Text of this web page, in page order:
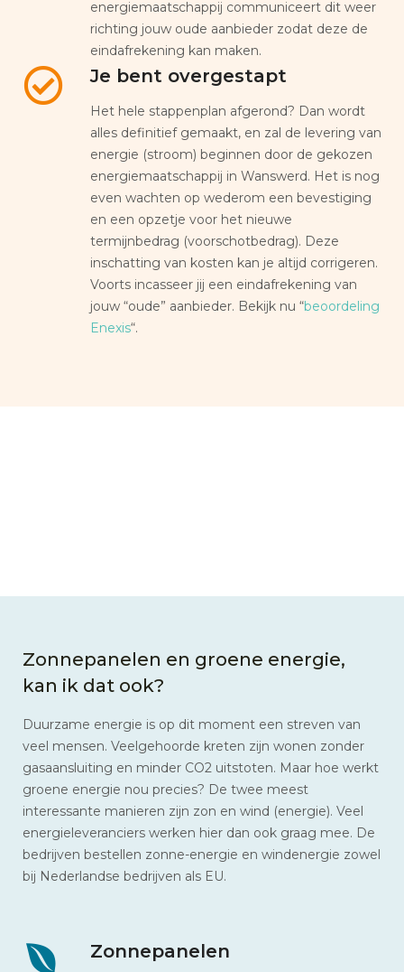
energiemaatschappij communiceert dit weer
richting jouw oude aanbieder zodat deze de
eindafrekening kan maken.
Je bent overgestapt
Het hele stappenplan afgerond? Dan wordt
alles definitief gemaakt, en zal de levering van
energie (stroom) beginnen door de gekozen
energiemaatschappij in Wanswerd. Het is nog
even wachten op wederom een bevestiging
en een opzetje voor het nieuwe
termijnbedrag (voorschotbedrag). Deze
inschatting van kosten kan je altijd corrigeren.
Voorts incasseer jij een eindafrekening van
jouw “oude” aanbieder. Bekijk nu “beoordeling
Enexis“.
Zonnepanelen en groene energie,
kan ik dat ook?
Duurzame energie is op dit moment een streven van
veel mensen. Veelgehoorde kreten zijn wonen zonder
gasaansluiting en minder CO2 uitstoten. Maar hoe werkt
groene energie nou precies? De twee meest
interessante manieren zijn zon en wind (energie). Veel
energieleveranciers werken hier dan ook graag mee. De
bedrijven bestellen zonne-energie en windenergie zowel
bij Nederlandse bedrijven als EU.
Zonnepanelen